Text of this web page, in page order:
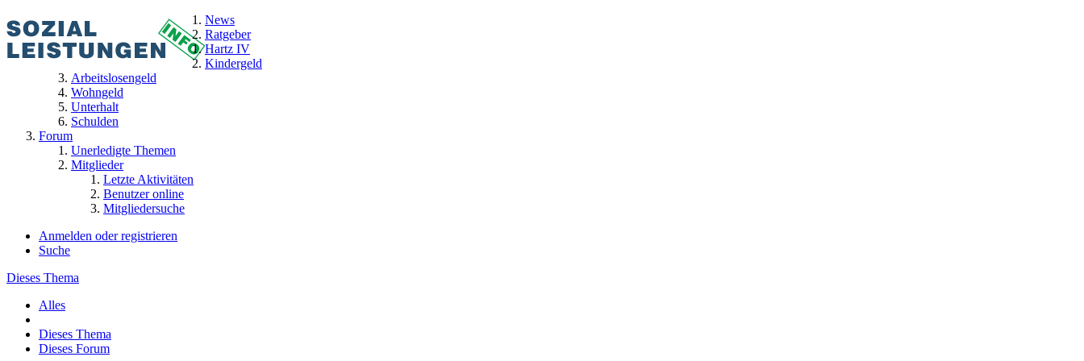
News
Ratgeber
Hartz IV
Kindergeld
Arbeitslosengeld
Wohngeld
Unterhalt
Schulden
Forum
Unerledigte Themen
Mitglieder
Letzte Aktivitäten
Benutzer online
Mitgliedersuche
Anmelden oder registrieren
Suche
Dieses Thema
Alles
Dieses Thema
Dieses Forum